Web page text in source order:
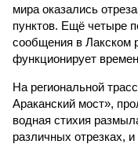
мира оказались
пунктов. Ещё четыре
сообщения в Лакском
функционирует
На региональной
Араканский мост»,
водная стихия
различных отрезках,